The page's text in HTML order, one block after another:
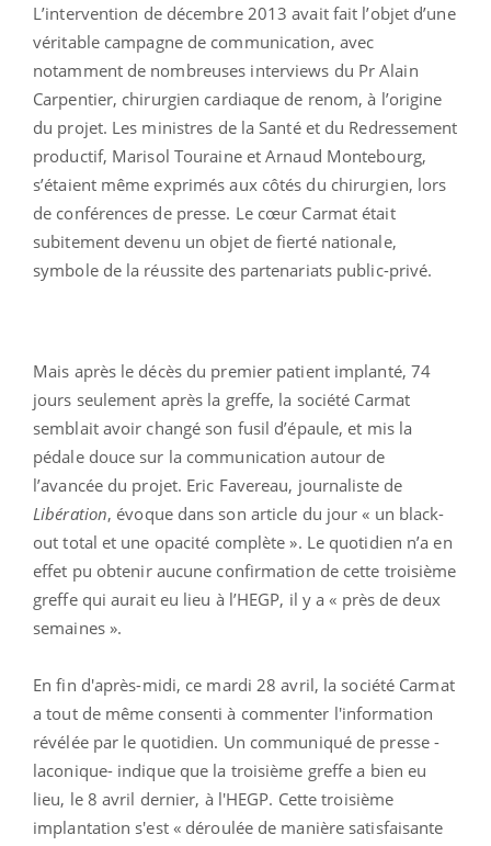
L’intervention de décembre 2013 avait fait l’objet d’une
véritable campagne de communication, avec
notamment de nombreuses interviews du Pr Alain
Carpentier, chirurgien cardiaque de renom, à l’origine
du projet. Les ministres de la Santé et du Redressement
productif, Marisol Touraine et Arnaud Montebourg,
s’étaient même exprimés aux côtés du chirurgien, lors
de conférences de presse. Le cœur Carmat était
subitement devenu un objet de fierté nationale,
symbole de la réussite des partenariats public-privé.
Mais après le décès du premier patient implanté, 74
jours seulement après la greffe, la société Carmat
semblait avoir changé son fusil d’épaule, et mis la
pédale douce sur la communication autour de
l’avancée du projet. Eric Favereau, journaliste de
Libération, évoque dans son article du jour « un black-
out total et une opacité complète ». Le quotidien n’a en
effet pu obtenir aucune confirmation de cette troisième
greffe qui aurait eu lieu à l’HEGP, il y a « près de deux
semaines ».
En fin d'après-midi, ce mardi 28 avril, la société Carmat
a tout de même consenti à commenter l'information
révélée par le quotidien. Un communiqué de presse -
laconique- indique que la troisième greffe a bien eu
lieu, le 8 avril dernier, à l'HEGP. Cette troisième
implantation s'est « déroulée de manière satisfaisante